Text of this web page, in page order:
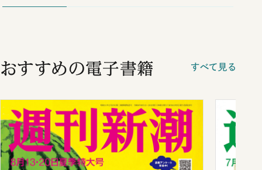
おすすめの電子書籍 すべて見る